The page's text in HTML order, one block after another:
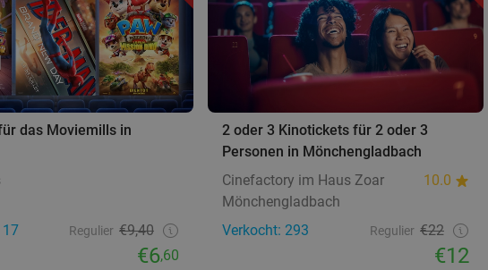
das Moviemills in
Regulier €9,40
€6,60
2 oder 3 Kinotickets für 2 oder 3
Personen in Mönchengladbach
Cinefactory im Haus Zoar
10.0
Mönchengladbach
Verkocht: 293
Regulier €22
€12